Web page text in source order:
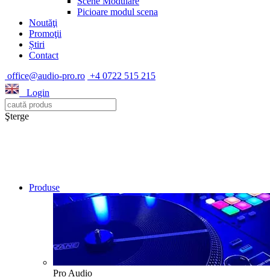
Picioare modul scena
Noutăţi
Promoţii
Știri
Contact
office@audio-pro.ro +4 0722 515 215
Login
Şterge
Produse
Pro Audio